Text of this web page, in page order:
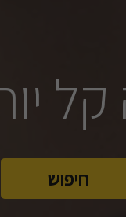
חיפוש